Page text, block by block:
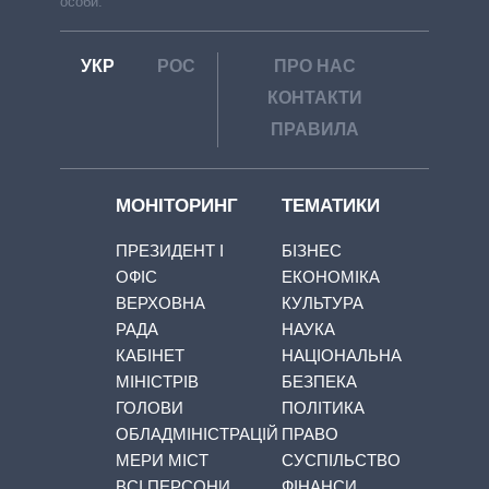
УКР РОС
ПРО НАС
КОНТАКТИ
ПРАВИЛА
МОНІТОРИНГ
ПРЕЗИДЕНТ І
ОФІС
ВЕРХОВНА
РАДА
КАБІНЕТ
МІНІСТРІВ
ГОЛОВИ
ОБЛАДМІНІСТРАЦІЙ
МЕРИ МІСТ
ТЕМАТИКИ
БІЗНЕС
ЕКОНОМІКА
КУЛЬТУРА
НАУКА
НАЦІОНАЛЬНА
БЕЗПЕКА
ПОЛІТИКА
ПРАВО
СУСПІЛЬСТВО